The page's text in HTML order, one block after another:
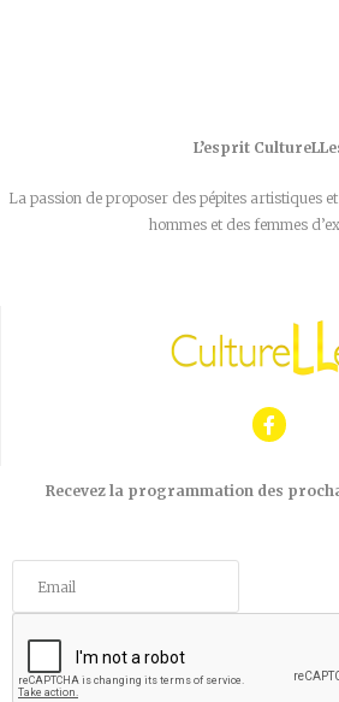
L’esprit
La passion de proposer des pépites artistiques
hommes et des femmes
Recevez la programmation des